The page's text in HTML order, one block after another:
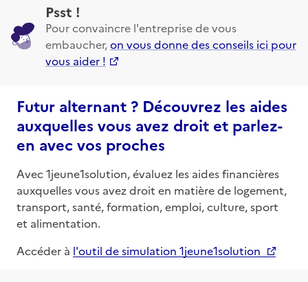
Psst !
Pour convaincre l'entreprise de vous
embaucher,on vous donne des conseils ici pour
vous aider !
Futur alternant ? Découvrez les aides
auxquelles vous avez droit et parlez-
en avec vos proches
Avec 1jeune1solution, évaluez les aides financières
auxquelles vous avez droit en matière de logement,
transport, santé, formation, emploi, culture, sport
et alimentation.
Accéder à l'outil de simulation 1jeune1solution